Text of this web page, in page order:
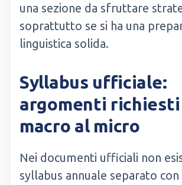
una sezione da sfruttare
soprattutto se si ha una
linguistica solida.
Syllabus ufficiale:
argomenti
macro al micro
Nei documenti ufficiali non
syllabus annuale separato